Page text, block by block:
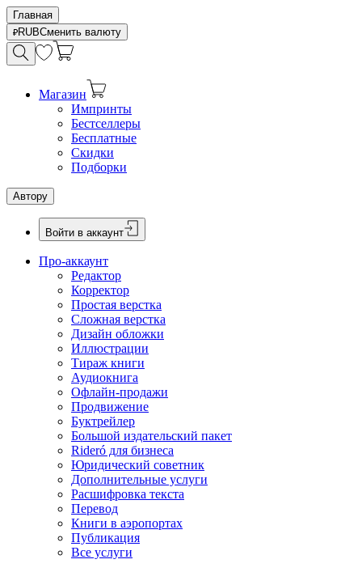
Главная
RUBСменить валюту
Магазин
Импринты
Бестселлеры
Бесплатные
Скидки
Подборки
Автору
Войти в аккаунт
Про-аккаунт
Редактор
Корректор
Простая верстка
Сложная верстка
Дизайн обложки
Иллюстрации
Тираж книги
Аудиокнига
Офлайн-продажи
Продвижение
Буктрейлер
Большой издательский пакет
Rideró для бизнеса
Юридический советник
Дополнительные услуги
Расшифровка текста
Перевод
Книги в аэропортах
Публикация
Все услуги